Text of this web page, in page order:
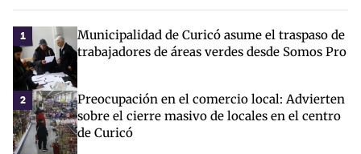
1
Municipalidad de Curicó asume el traspaso de
trabajadores de áreas verdes desde Somos Pro
2
Preocupación en el comercio local: Advierten
sobre el cierre masivo de locales en el centro
de Curicó